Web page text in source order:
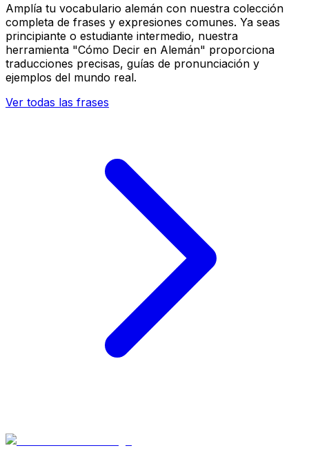
Amplía tu vocabulario alemán con nuestra colección
completa de frases y expresiones comunes. Ya seas
principiante o estudiante intermedio, nuestra
herramienta "Cómo Decir en Alemán" proporciona
traducciones precisas, guías de pronunciación y
ejemplos del mundo real.
Ver todas las frases